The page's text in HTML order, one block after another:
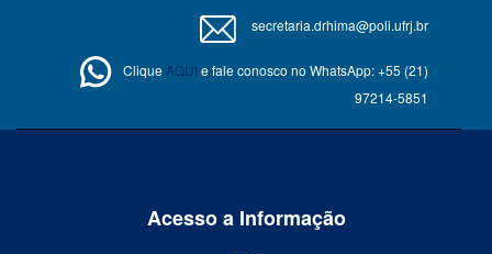
secretaria.drhima@poli.ufrj.br
Clique AQUI e fale conosco no WhatsApp: +55 (21)
97214-5851
Acesso a Informação